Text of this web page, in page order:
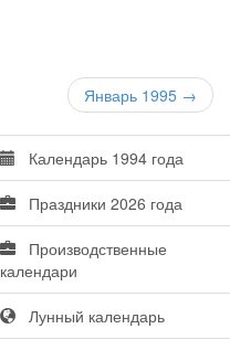
Январь 1995 →
Календарь 1994 года
Праздники 2026 года
Производственные
календари
Лунный календарь